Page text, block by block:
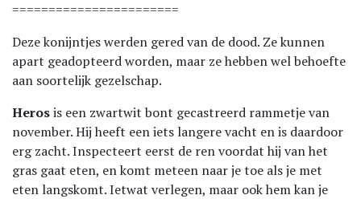
=======================
Deze konijntjes werden gered van de dood. Ze kunnen
apart geadopteerd worden, maar ze hebben wel behoefte
aan soortelijk gezelschap.
Herosis een zwartwit bont gecastreerd rammetje van
november. Hij heeft een iets langere vacht en is daardoor
erg zacht. Inspecteert eerst de ren voordat hij van het
gras gaat eten, en komt meteen naar je toe als je met
eten langskomt. Ietwat verlegen, maar ook hem kan je